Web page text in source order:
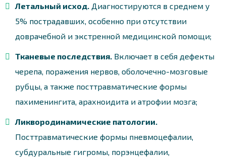
Летальный исход. Диагностируются в среднем у
5% пострадавших, особенно при отсутствии
доврачебной и экстренной медицинской помощи;
Тканевые последствия. Включает в себя дефекты
черепа, поражения нервов, оболочечно-мозговые
рубцы, а также посттравматические формы
пахименингита, арахноидита и атрофии мозга;
Ликвородинамические патологии.
Посттравматические формы пневмоцефалии,
субдуральные гигромы, порэнцефалии,